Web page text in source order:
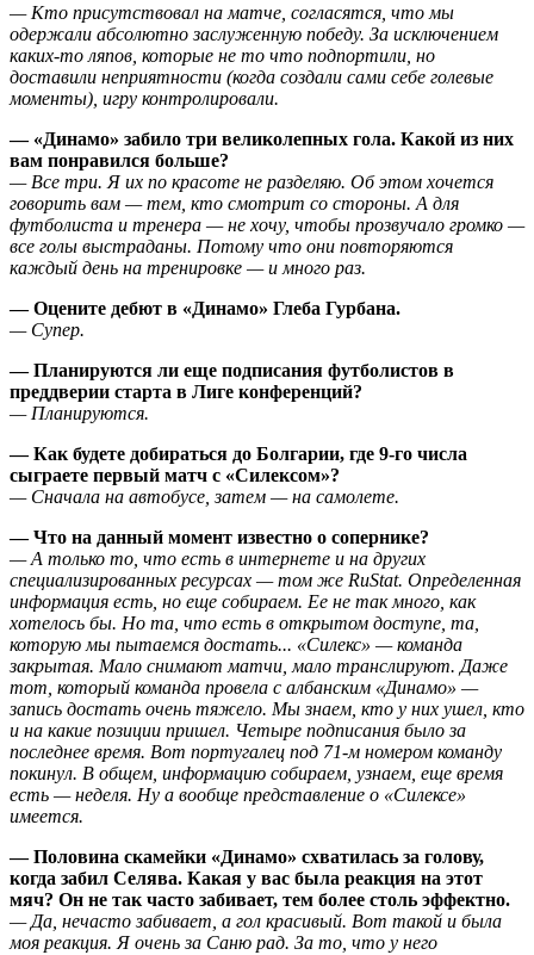
— Кто присутствовал на матче, согласятся, что мы
одержали абсолютно заслуженную победу. За исключением
каких-то ляпов, которые не то что подпортили, но
доставили неприятности (когда создали сами себе голевые
моменты), игру контролировали.
— «Динамо» забило три великолепных гола. Какой из них
вам понравился больше?
— Все три. Я их по красоте не разделяю. Об этом хочется
говорить вам — тем, кто смотрит со стороны. А для
футболиста и тренера — не хочу, чтобы прозвучало громко —
все голы выстраданы. Потому что они повторяются
каждый день на тренировке — и много раз.
— Оцените дебют в «Динамо» Глеба Гурбана.
— Супер.
— Планируются ли еще подписания футболистов в
преддверии старта в Лиге конференций?
— Планируются.
— Как будете добираться до Болгарии, где 9-го числа
сыграете первый матч с «Силексом»?
— Сначала на автобусе, затем — на самолете.
— Что на данный момент известно о сопернике?
­— А только то, что есть в интернете и на других
специализированных ресурсах — том же RuStat. Определенная
информация есть, но еще собираем. Ее не так много, как
хотелось бы. Но та, что есть в открытом доступе, та,
которую мы пытаемся достать... «Силекс» — команда
закрытая. Мало снимают матчи, мало транслируют. Даже
тот, который команда провела с албанским «Динамо» —
запись достать очень тяжело. Мы знаем, кто у них ушел, кто
и на какие позиции пришел. Четыре подписания было за
последнее время. Вот португалец под 71-м номером команду
покинул. В общем, информацию собираем, узнаем, еще время
есть — неделя. Ну а вообще представление о «Силексе»
имеется.
— Половина скамейки «Динамо» схватилась за голову,
когда забил Селява. Какая у вас была реакция на этот
мяч? Он не так часто забивает, тем более столь эффектно.
— Да, нечасто забивает, а гол красивый. Вот такой и была
моя реакция. Я очень за Саню рад. За то, что у него